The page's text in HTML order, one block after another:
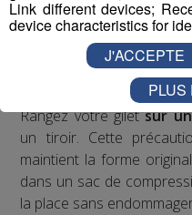
technique élimine
et repousse le lavage
un tee-shirt en coton
transpiration.
Rangez votre giletsur
un tiroir. Cette
maintient la forme
dans un sac de
la place sans
Link different devices;
device characteristics for
J'ACCEPTE
PLUS